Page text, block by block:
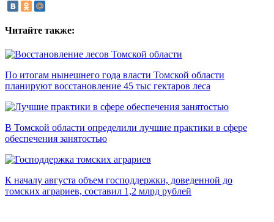
Читайте также:
По итогам нынешнего года власти Томской области
планируют восстановление 45 тыс гектаров леса
В Томской области определили лучшие практики в сфере
обеспечения занятостью
К началу августа объем господдержки, доведенной до
томских аграриев, составил 1,2 млрд рублей